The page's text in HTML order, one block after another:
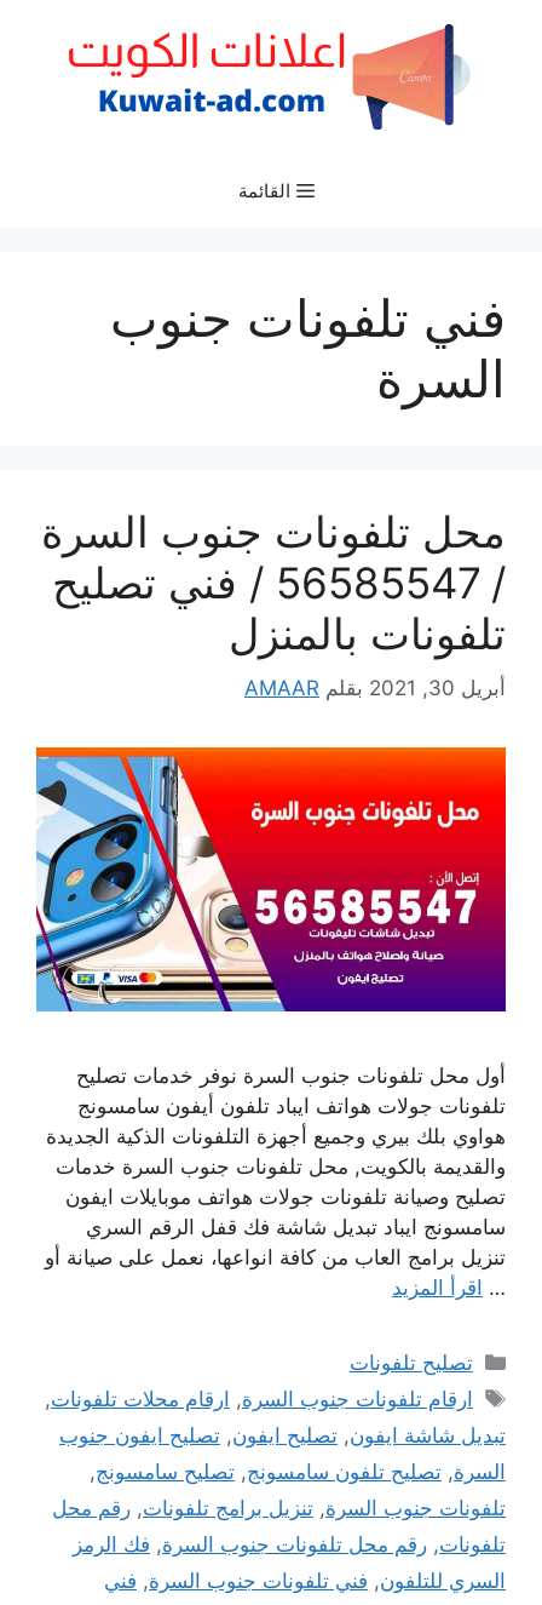
القائمة
فني تلفونات جنوب
السرة
محل تلفونات جنوب السرة
/ 56585547 / فني تصليح
تلفونات بالمنزل
أبريل 30, 2021 بقلم AMAAR
أول محل تلفونات جنوب السرة نوفر خدمات تصليح
تلفونات جولات هواتف ايباد تلفون أيفون سامسونج
هواوي بلك بيري وجميع أجهزة التلفونات الذكية الجديدة
والقديمة بالكويت, محل تلفونات جنوب السرة خدمات
تصليح وصيانة تلفونات جولات هواتف موبايلات ايفون
سامسونج ايباد تبديل شاشة فك قفل الرقم السري
تنزيل برامج العاب من كافة انواعها، نعمل على صيانة أو
… اقرأ المزيد
التصنيفات
تصليح تلفونات
الوسوم
ارقام تلفونات جنوب السرة, ارقام محلات تلفونات,
تبديل شاشة ايفون, تصليح ايفون, تصليح ايفون جنوب
السرة, تصليح تلفون سامسونج, تصليح سامسونج,
تلفونات جنوب السرة, تنزيل برامج تلفونات, رقم محل
تلفونات, رقم محل تلفونات جنوب السرة, فك الرمز
السري للتلفون, فني تلفونات جنوب السرة, فني